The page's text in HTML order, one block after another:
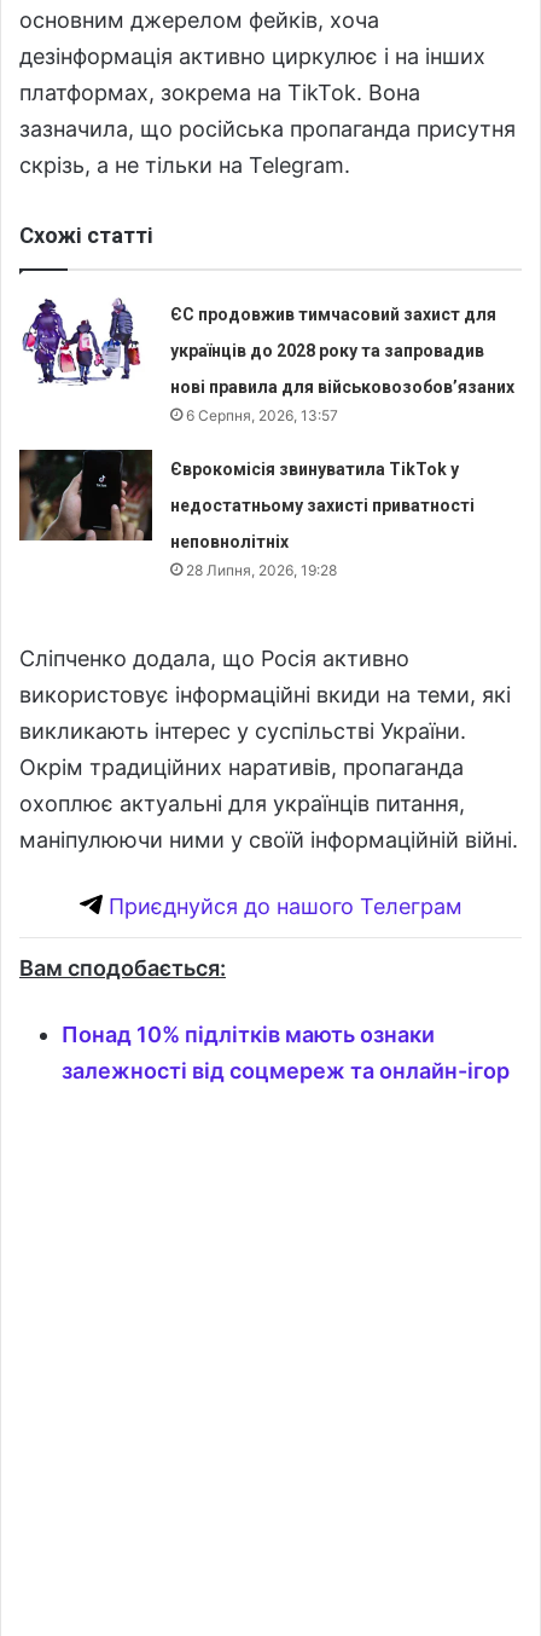
основним джерелом фейків, хоча
дезінформація активно циркулює і на інших
платформах, зокрема на TikTok. Вона
зазначила, що російська пропаганда присутня
скрізь, а не тільки на Telegram.
Схожі статті
ЄС продовжив тимчасовий захист для
українців до 2028 року та запровадив
нові правила для військовозобов’язаних
6 Серпня, 2026, 13:57
Єврокомісія звинуватила TikTok у
недостатньому захисті приватності
неповнолітніх
28 Липня, 2026, 19:28
Сліпченко додала, що Росія активно
використовує інформаційні вкиди на теми, які
викликають інтерес у суспільстві України.
Окрім традиційних наративів, пропаганда
охоплює актуальні для українців питання,
маніпулюючи ними у своїй інформаційній війні.
Приєднуйся до нашого Телеграм
Вам сподобається:
Понад 10% підлітків мають ознаки
залежності від соцмереж та онлайн-ігор